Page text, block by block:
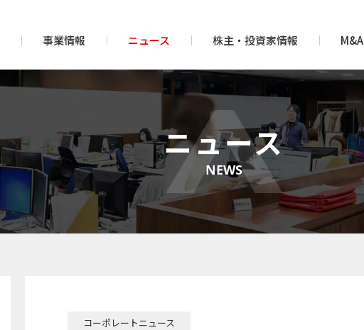
事業情報 ニュース 株主・投資家情報 M&A
ニュース
NEWS
コーポレートニュース